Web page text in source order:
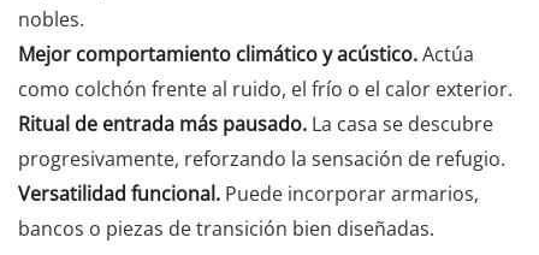
nobles.
Mejor comportamiento climático y acústico.Actúa
como colchón frente al ruido, el frío o el calor exterior.
Ritual de entrada más pausado. La casa se descubre
progresivamente, reforzando la sensación de refugio.
Versatilidad funcional. Puede incorporar armarios,
bancos o piezas de transición bien diseñadas.